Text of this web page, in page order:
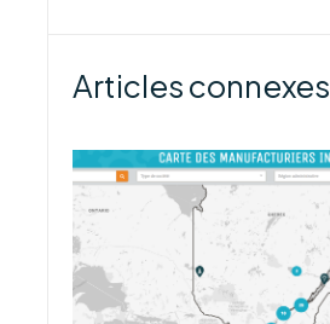
Articles connexes